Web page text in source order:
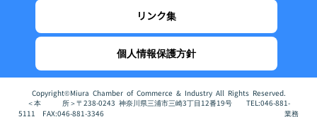
リンク集
個人情報保護方針
Copyright©Miura Chamber of Commerce & Industry All Rights Reserved.
＜本 所＞〒238-0243 神奈川県三浦市三崎3丁目12番19号 TEL:046-881-
5111 FAX:046-881-3346 業務